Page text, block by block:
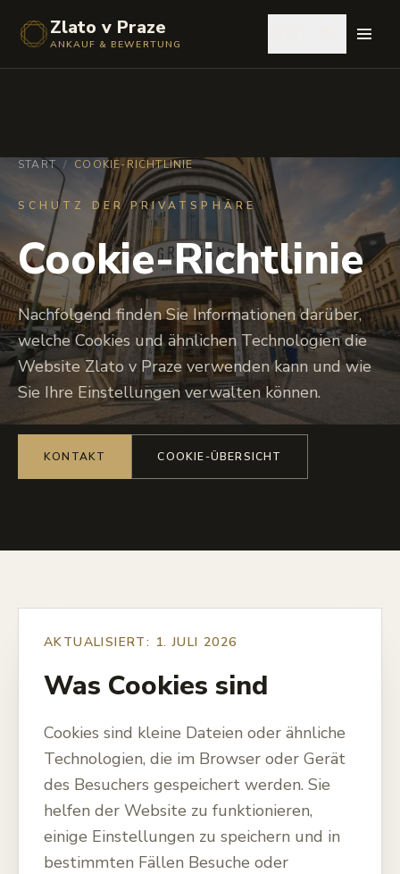
Zlato v Praze
ANKAUF & BEWERTUNG
START / COOKIE-RICHTLINIE
SCHUTZ DER PRIVATSPHÄRE
Cookie-Richtlinie
Nachfolgend finden Sie Informationen darüber,
welche Cookies und ähnlichen Technologien die
Website Zlato v Praze verwenden kann und wie
Sie Ihre Einstellungen verwalten können.
KONTAKT COOKIE-ÜBERSICHT
AKTUALISIERT: 1. JULI 2026
Was Cookies sind
Cookies sind kleine Dateien oder ähnliche
Technologien, die im Browser oder Gerät
des Besuchers gespeichert werden. Sie
helfen der Website zu funktionieren,
einige Einstellungen zu speichern und in
bestimmten Fällen Besuche oder